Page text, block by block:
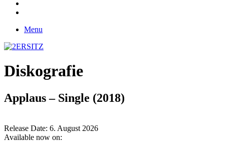
Menu
Diskografie
Applaus – Single (2018)
Release Date: 6. August 2026
Available now on: